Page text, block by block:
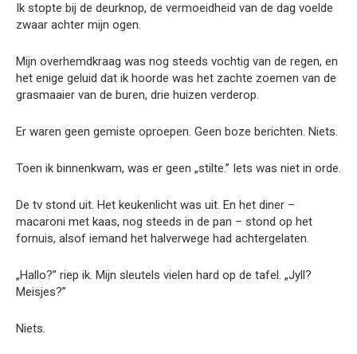
Ik stopte bij de deurknop, de vermoeidheid van de dag voelde
zwaar achter mijn ogen.
Mijn overhemdkraag was nog steeds vochtig van de regen, en
het enige geluid dat ik hoorde was het zachte zoemen van de
grasmaaier van de buren, drie huizen verderop.
Er waren geen gemiste oproepen. Geen boze berichten. Niets.
Toen ik binnenkwam, was er geen „stilte.” Iets was niet in orde.
De tv stond uit. Het keukenlicht was uit. En het diner –
macaroni met kaas, nog steeds in de pan – stond op het
fornuis, alsof iemand het halverwege had achtergelaten.
„Hallo?” riep ik. Mijn sleutels vielen hard op de tafel. „Jyll?
Meisjes?”
Niets.